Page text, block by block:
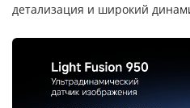
детализация и широкий